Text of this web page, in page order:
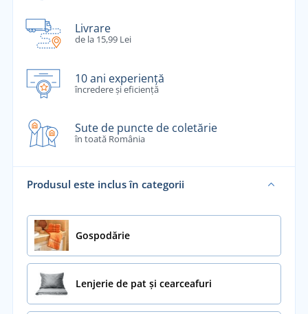
Livrare
de la 15,99 Lei
10 ani experiență
încredere și eficiență
Sute de puncte de coletărie
în toată România
Produsul este inclus în categorii
Gospodărie
Lenjerie de pat și cearceafuri